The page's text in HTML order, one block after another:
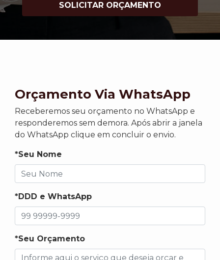
SOLICITAR ORÇAMENTO
Orçamento Via WhatsApp
Receberemos seu orçamento no WhatsApp e
responderemos sem demora. Após abrir a janela
do WhatsApp clique em concluir o envio.
*Seu Nome
*DDD e WhatsApp
*Seu Orçamento